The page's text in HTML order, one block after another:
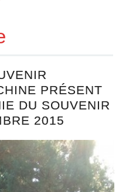
PRÉSENT
DU SOUVENIR
2015